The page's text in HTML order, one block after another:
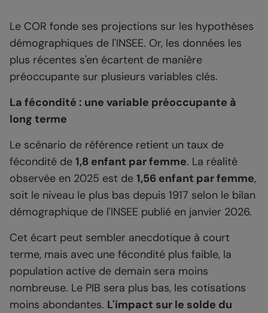
Le COR fonde ses projections sur les hypothèses
démographiques de l'INSEE. Or, les données les
plus récentes s'en écartent de manière
préoccupante sur plusieurs variables clés.
La fécondité : une variable préoccupante à
long terme
Le scénario de référence retient un taux de
fécondité de 1,8 enfant par femme. La réalité
observée en 2025 est de 1,56 enfant par femme,
soit le niveau le plus bas depuis 1917 selon le bilan
démographique de l'INSEE publié en janvier 2026.
Cet écart peut sembler anecdotique à court
terme, mais avec une fécondité plus faible, la
population active de demain sera moins
nombreuse. Le PIB sera plus bas, les cotisations
moins abondantes. L'impact sur le solde du